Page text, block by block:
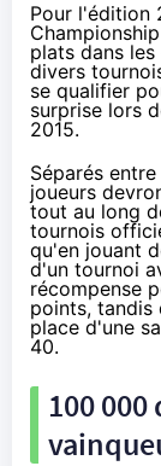
Pour l'édition
plats dans
divers
se qualifier
surprise lors
2015.
Séparés
joueurs
tout au long
tournois
qu'en jouant
d'un tournoi
récompense
points, tandis
place d'une
40.
100